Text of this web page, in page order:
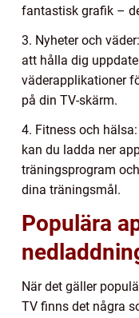
fantastisk grafik –
3. Nyheter och
att hålla dig
väderapplikationer
på din TV-skärm.
4. Fitness och
kan du ladda ner
träningsprogram
dina träningsmål.
Populära
När det gäller
TV finns det några